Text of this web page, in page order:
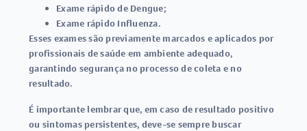
Exame rápido de Dengue;
Exame rápido Influenza.
Esses exames são previamente marcados e aplicados por
profissionais de saúde em ambiente adequado,
garantindo segurança no processo de coleta e no
resultado.
É importante lembrar que, em caso de resultado positivo
ou sintomas persistentes, deve-se sempre buscar